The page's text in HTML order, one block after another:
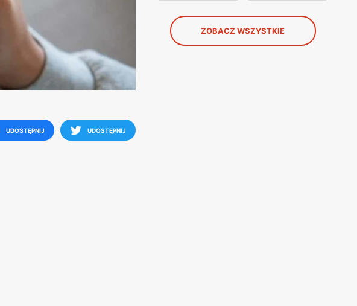
UDOSTĘPNIJ UDOSTĘPNIJ
ZOBACZ WSZYSTKIE